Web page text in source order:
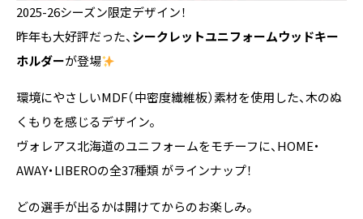
2025-26シーズン限定デザイン！
昨年も大好評だった、シークレットユニフォームウッドキー
ホルダーが登場
環境にやさしいMDF（中密度繊維板）素材を使用した、木のぬ
くもりを感じるデザイン。
ヴォレアス北海道のユニフォームをモチーフに、HOME・
AWAY・LIBEROの全37種類 がラインナップ！
どの選手が出るかは開けてからのお楽しみ。